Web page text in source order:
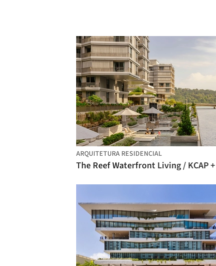
ARQUITETURA RESIDENCIAL